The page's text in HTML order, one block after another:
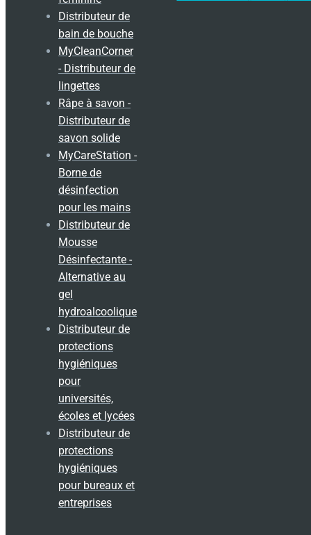
Distributeur de
bain de bouche
MyCleanCorner
- Distributeur de
lingettes
Râpe à savon -
Distributeur de
savon solide
MyCareStation -
Borne de
désinfection
pour les mains
Distributeur de
Mousse
Désinfectante -
Alternative au
gel
hydroalcoolique
Distributeur de
protections
hygiéniques
pour
universités,
écoles et lycées
Distributeur de
protections
hygiéniques
pour bureaux et
entreprises